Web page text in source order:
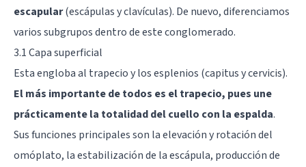
escapular(escápulas y clavículas). De nuevo, diferenciamos
varios subgrupos dentro de este conglomerado.
3.1 Capa superficial
Esta engloba al trapecio y los esplenios (capitus y cervicis).
El más importante de todos es el trapecio, pues une
prácticamente la totalidad del cuello con la espalda.
Sus funciones principales son la elevación y rotación del
omóplato, la estabilización de la escápula, producción de